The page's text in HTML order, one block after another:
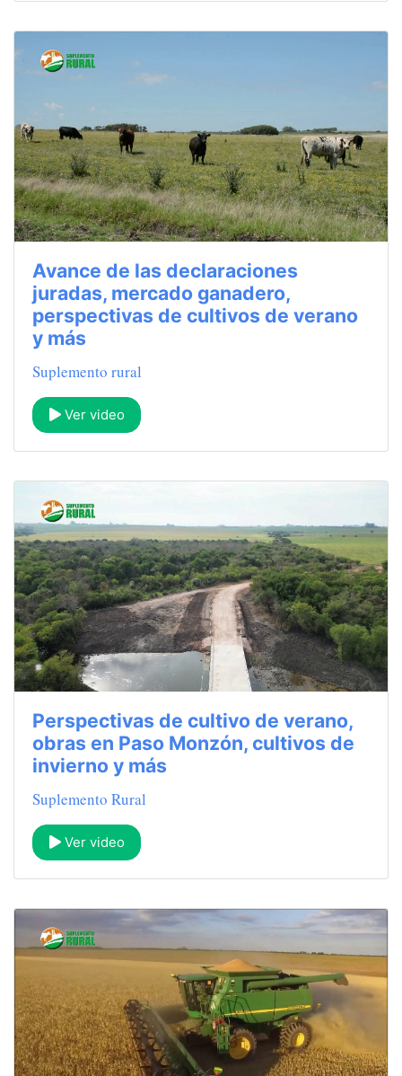
Avance de las declaraciones
juradas, mercado ganadero,
perspectivas de cultivos de verano
y más
Suplemento rural
Ver video
Perspectivas de cultivo de verano,
obras en Paso Monzón, cultivos de
invierno y más
Suplemento Rural
Ver video